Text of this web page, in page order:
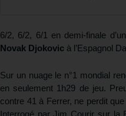
6/2, 6/2, 6/1 en demi-finale
Novak Djokovic à l’Espagnol
Sur un nuage le n°1 mondial
en seulement 1h29 de jeu.
contre 41 à Ferrer, ne perdit
Interrogé par Jim Courir sur la